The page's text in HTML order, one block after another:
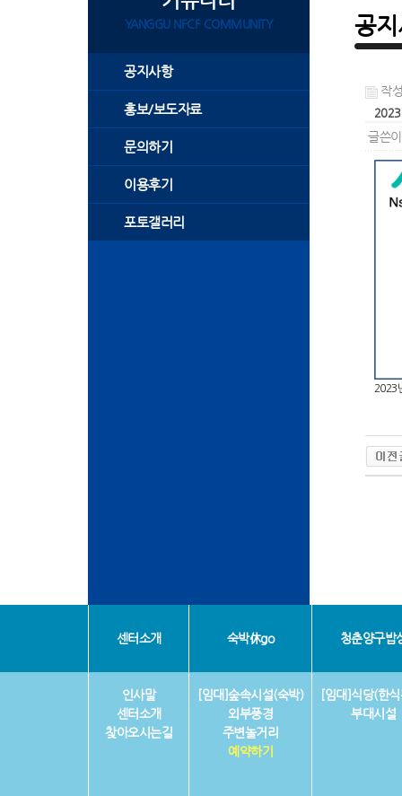
YANGGU NFCF COMMUNITY
공지사항
홍보/보도자료
문의하기
이용후기
포토갤러리
공
작
2023
글쓴
2023
센터소개 숙박休go 청춘양구밥
인사말
센터소개
찾아오시는길
[임대]숲속시설(숙박)
외부풍경
주변놀거리
예약하기
[임대]식당(한
부대시설